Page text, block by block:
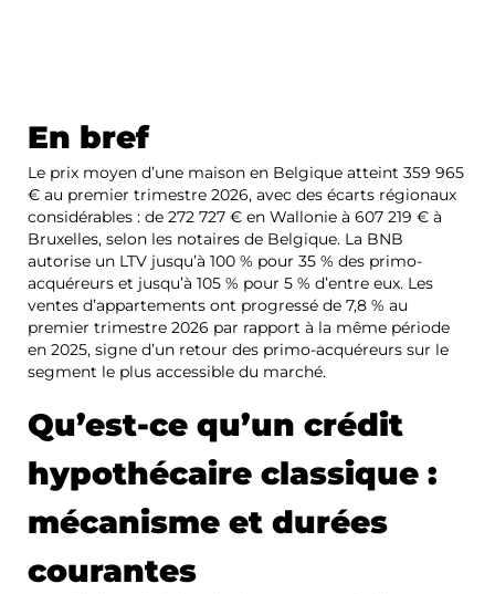
En bref
Le prix moyen d’une maison en Belgique atteint 359 965
€ au premier trimestre 2026, avec des écarts régionaux
considérables : de 272 727 € en Wallonie à 607 219 € à
Bruxelles, selon les notaires de Belgique. La BNB
autorise un LTV jusqu’à 100 % pour 35 % des primo-
acquéreurs et jusqu’à 105 % pour 5 % d’entre eux. Les
ventes d’appartements ont progressé de 7,8 % au
premier trimestre 2026 par rapport à la même période
en 2025, signe d’un retour des primo-acquéreurs sur le
segment le plus accessible du marché.
Qu’est-ce qu’un crédit
hypothécaire classique :
mécanisme et durées
courantes